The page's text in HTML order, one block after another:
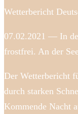
Wetterbericht
07.02.2021 — In
frostfrei. An der
Der Wetterbericht
durch starken
Kommende Nacht